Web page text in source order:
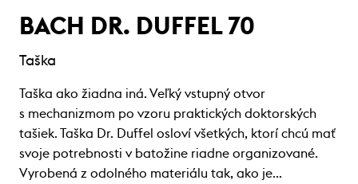
BACH DR. DUFFEL 70
Taška
Taška ako žiadna iná. Veľký vstupný otvor
s mechanizmom po vzoru praktických doktorských
tašiek. Taška Dr. Duffel osloví všetkých, ktorí chcú mať
svoje potrebnosti v batožine riadne organizované.
Vyrobená z odolného materiálu tak, ako je…